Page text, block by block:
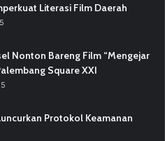
Literasi Film Daerah
Nonton Bareng Film “Mengejar
Square XXI
Protokol Keamanan